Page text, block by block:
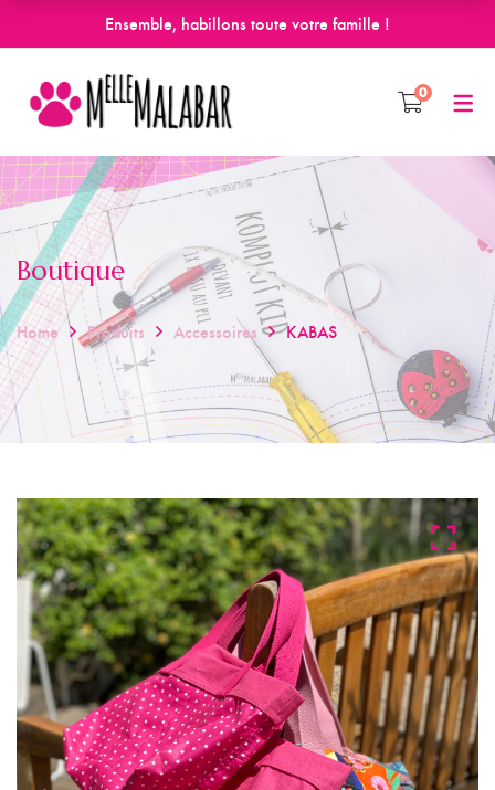
Ensemble, habillons toute votre famille !
0
Boutique
Home Produits Accessoires KABAS